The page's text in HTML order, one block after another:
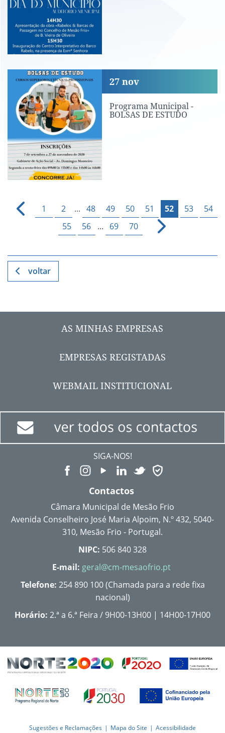
Programa Municipal - BOLSAS DE
Programa Municipal -
BOLSAS DE ESTUDO
27 nov
1 2 ... 48 49 50 51 52 53
54
55
56 ... 69 70
voltar
AS MINHAS EMPRESAS
EMPRESAS REGISTADAS
WEBMAIL INSTITUCIONAL
SIGA-NOS!
Contactos
Câmara Municipal de Mesão Frio
Avenida Conselheiro José Maria Alpoim, N.º 432, 5040-
310, Mesão Frio - Portugal.
NIPC: 506 840 328
E-mail: geral@cm-mesaofrio.pt
Telefone: 254 890 100 (Chamada para a rede fixa
nacional)
Horário: 2.ª a 6.ª Feira / 9H00-13H00 | 14H00-17H00
Sugestões e Reclamações Mapa do Site Acessibilidade